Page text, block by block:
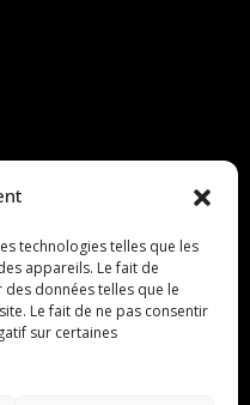
technologies telles que les
appareils. Le fait de
données telles que le
Le fait de ne pas consentir
sur certaines